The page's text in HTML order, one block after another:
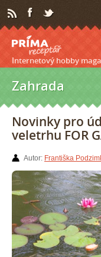
Internetový hobby
Zahrada
Novinky pro
veletrhu FOR
Autor: Františka